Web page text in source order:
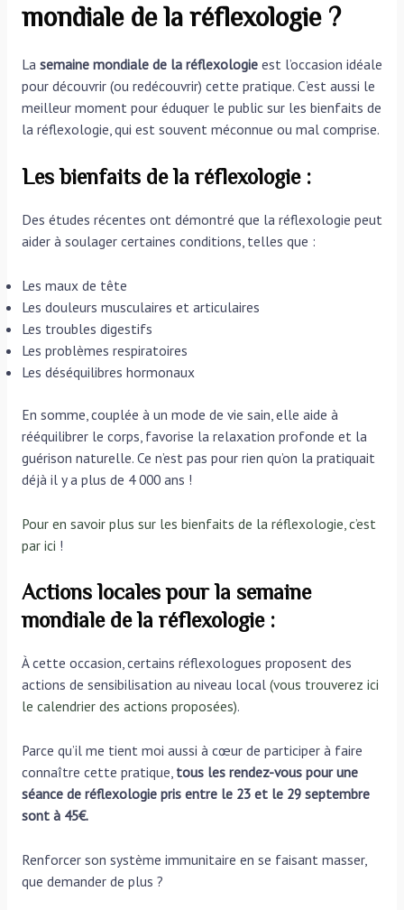
mondiale de la réflexologie ?
La semaine mondiale de la réflexologieest l’occasion idéale
pour découvrir (ou redécouvrir) cette pratique. C’est aussi le
meilleur moment pour éduquer le public sur les bienfaits de
la réflexologie, qui est souvent méconnue ou mal comprise.
Les bienfaits de la réflexologie :
Des études récentes ont démontré que la réflexologie peut
aider à soulager certaines conditions, telles que :
Les maux de tête
Les douleurs musculaires et articulaires
Les troubles digestifs
Les problèmes respiratoires
Les déséquilibres hormonaux
En somme, couplée à un mode de vie sain, elle aide à
rééquilibrer le corps, favorise la relaxation profonde et la
guérison naturelle. Ce n’est pas pour rien qu’on la pratiquait
déjà il y a plus de 4 000 ans !
Pour en savoir plus sur les bienfaits de la réflexologie, c’est
par ici !
Actions locales pour la semaine
mondiale de la réflexologie :
À cette occasion, certains réflexologues proposent des
actions de sensibilisation au niveau local (vous trouverez ici
le calendrier des actions proposées).
Parce qu’il me tient moi aussi à cœur de participer à faire
connaître cette pratique, tous les rendez-vous pour une
séance de réflexologie pris entre le 23 et le 29 septembre
sont à 45€.
Renforcer son système immunitaire en se faisant masser,
que demander de plus ?